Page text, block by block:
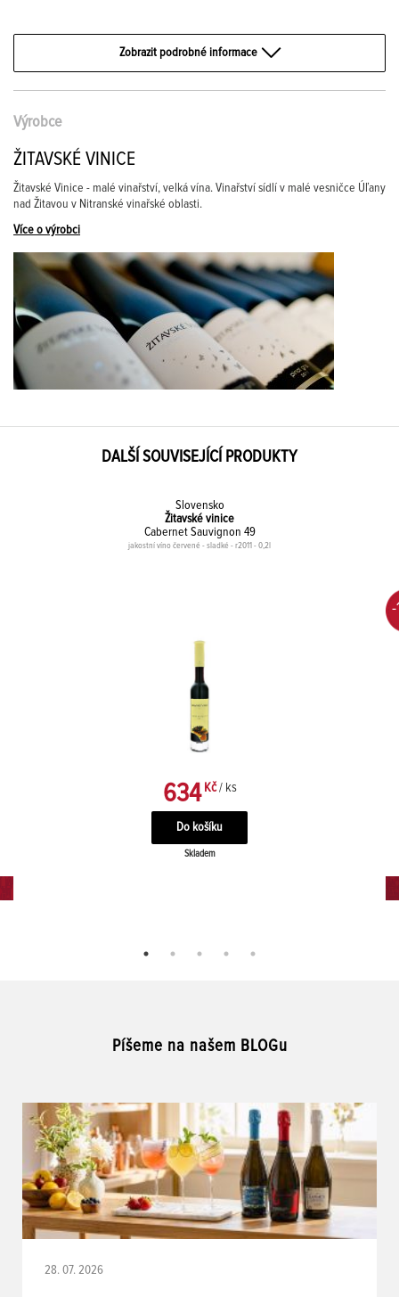
Zobrazit podrobné informace
Výrobce
ŽITAVSKÉ VINICE
Žitavské Vinice - malé vinařství, velká vína. Vinařství sídlí v malé vesničce Úľany
nad Žitavou v Nitranské vinařské oblasti.
Více o výrobci
DALŠÍ SOUVISEJÍCÍ PRODUKTY
Slovensko
Žitavské vinice
Cabernet Sauvignon 49
jakostní víno červené - sladké - r2011 - 0,2l
634 Kč / ks
Skladem
-
Píšeme na našem BLOGu
28. 07. 2026